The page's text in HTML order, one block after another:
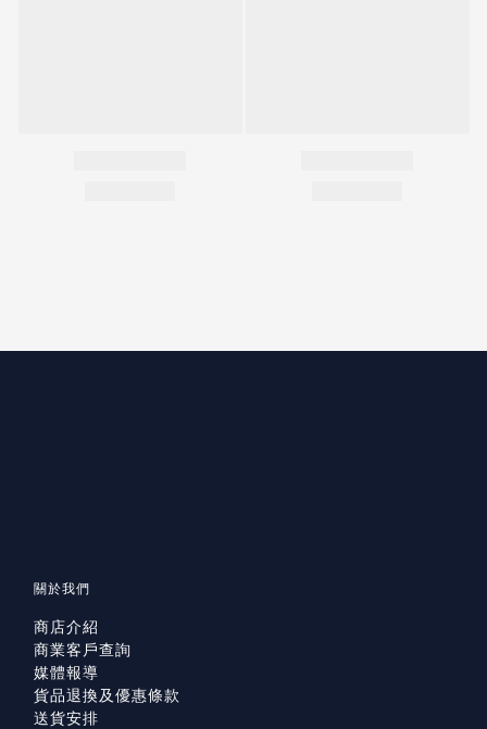
關於我們
商店介紹
商業客戶查詢
媒體報導
貨品退換及優惠條款
送貨安排